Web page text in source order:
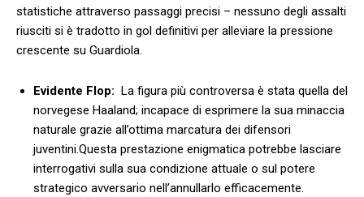
statistiche attraverso passaggi precisi – nessuno degli assalti
riusciti si è tradotto in ⁤gol definitivi per ‍alleviare ‌la ⁤pressione
crescente su Guardiola.
Evidente Flop: ​ La figura ⁣più controversa è stata quella del
norvegese Haaland;⁣ incapace di esprimere la sua ‌minaccia
naturale grazie all’ottima marcatura dei difensori
juventini.Questa prestazione enigmatica potrebbe lasciare
interrogativi sulla sua condizione ‌attuale o sul potere⁣
strategico avversario nell’annullarlo ​efficacemente.